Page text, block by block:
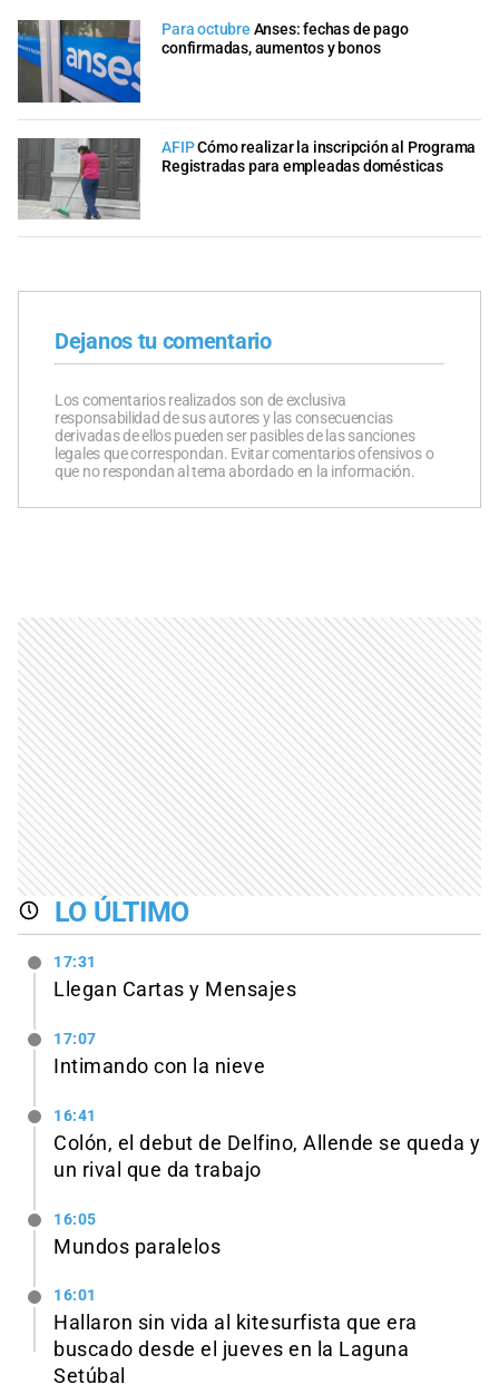
Para octubre Anses: fechas de pago
confirmadas, aumentos y bonos
AFIPCómo realizar la inscripción al Programa
Registradas para empleadas domésticas
Dejanos tu comentario
Los comentarios realizados son de exclusiva
responsabilidad de sus autores y las consecuencias
derivadas de ellos pueden ser pasibles de las sanciones
legales que correspondan. Evitar comentarios ofensivos o
que no respondan al tema abordado en la información.
LO ÚLTIMO
17:31
Llegan Cartas y Mensajes
17:07
Intimando con la nieve
16:41
Colón, el debut de Delfino, Allende se queda y
un rival que da trabajo
16:05
Mundos paralelos
16:01
Hallaron sin vida al kitesurfista que era
buscado desde el jueves en la Laguna
Setúbal